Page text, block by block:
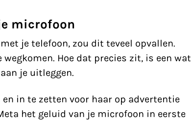
microfoon
je telefoon, zou dit teveel opvallen.
Hoe dat precies zit, is een wat
je uitleggen.
in te zetten voor haar op advertentie
het geluid van je microfoon in eerste